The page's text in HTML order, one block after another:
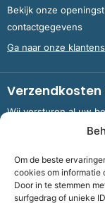
Om de beste
cookies om informatie
Door in te stemmen
surfgedrag of unieke
Bekijk onze
contactgegevens
Ga naar onze
Verzendkosten
Wij versturen al uw
Nederland en België.
Meer informatie